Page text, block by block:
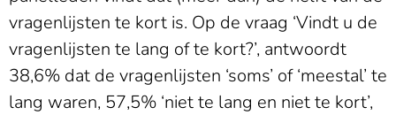
vragenlijsten te kort is. Op de vraag ‘Vindt u de
vragenlijsten te lang of te kort?’, antwoordt
38,6% dat de vragenlijsten ‘soms’ of ‘meestal’ te
lang waren, 57,5% ‘niet te lang en niet te kort’,